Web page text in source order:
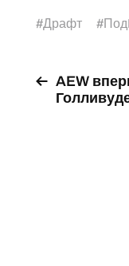
#Драфт #
AEW